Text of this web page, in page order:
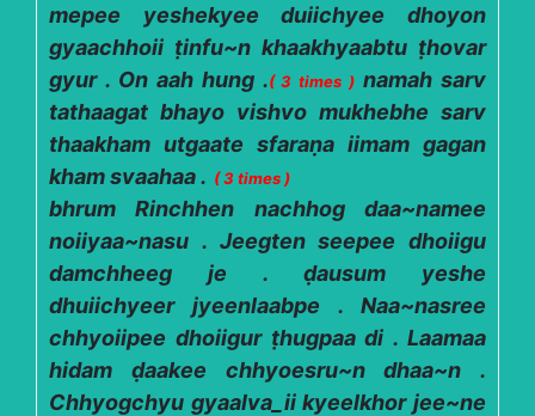
mepee yeshekyee duiichyee dhoyon
gyaachhoii ṭinfu~n khaakhyaabtu ṭhovar
gyur . On aah hung .( 3 times ) namah sarv
tathaagat bhayo vishvo mukhebhe sarv
thaakham utgaate sfaraṇa iimam gagan
kham svaahaa . ( 3 times )
bhrum Rinchhen nachhog daa~namee
noiiyaa~nasu . Jeegten seepee dhoiigu
damchheeg je . ḍausum yeshe
dhuiichyeer jyeenlaabpe . Naa~nasree
chhyoiipee dhoiigur ṭhugpaa di . Laamaa
hidam ḍaakee chhyoesru~n dhaa~n .
Chhyogchyu gyaalva_ii kyeelkhor jee~ne